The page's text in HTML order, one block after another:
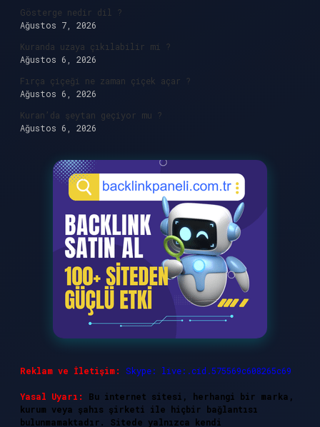
Gösterge nedir dil ?
Ağustos 7, 2026
Kuranda uzaya çıkılabilir mi ?
Ağustos 6, 2026
Fırça çiçeği ne zaman çiçek açar ?
Ağustos 6, 2026
Kuran’da şeytan geçiyor mu ?
Ağustos 6, 2026
Reklam ve İletişim: Skype: live:.cid.575569c608265c69
Yasal Uyarı:
Bu internet sitesi, herhangi bir marka,
kurum veya şahıs şirketi ile hiçbir bağlantısı
bulunmamaktadır. Sitede yalnızca kendi